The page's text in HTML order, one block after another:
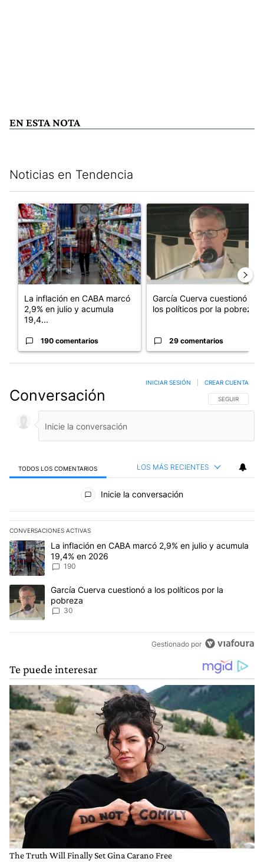
EN ESTA NOTA
Noticias en Tendencia
Un artículo de tendencia con el título "La inflación en CABA
La inflación en CABA marcó
2,9% en julio y acumula
19,4...
190 comentarios
Un artículo de tendencia con
García Cuerva cuestionó a
los políticos por la pobreza
29 comentarios
Conversación SIGA ESTA
SEGUIR
INICIAR SESIÓN CREAR CUENTA
TODOS LOS COMENTARIOS LOS MÁS RECIENTES
Todos los comentarios
Inicie la conversación
CONVERSACIONES ACTIVAS
Este listado muestra los artículos con más comentarios en los
Un artículo de tendencia con el título "La inflación en CABA
La inflación en CABA marcó 2,9% en julio y acumula
19,4% en 2026
190
Un artículo de tendencia con el título "García Cuerva cuestionó
García Cuerva cuestionó a los políticos por la
pobreza
30
Gestionado por